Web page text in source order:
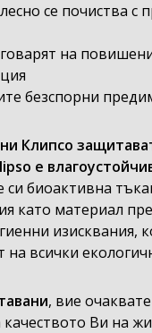
се почиства
на
безспорни
Клипсо
е
си биоактивна
като материал
изисквания,
всички
, вие
Ви на